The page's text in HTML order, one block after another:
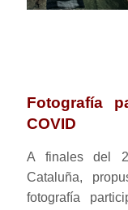
Fotografía
COVID
A finales del
Cataluña,
fotografía